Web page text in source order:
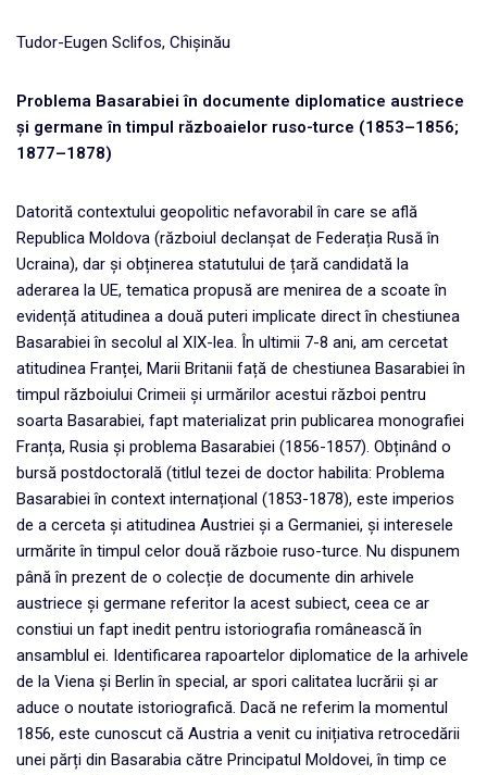
Tudor-Eugen Sclifos, Chișinău
Problema Basarabiei în documente diplomatice austriece
și germane în timpul războaielor ruso-turce (1853–1856;
1877–1878)
Datorită contextului geopolitic nefavorabil în care se află
Republica Moldova (războiul declanșat de Federația Rusă în
Ucraina), dar și obținerea statutului de țară candidată la
aderarea la UE, tematica propusă are menirea de a scoate în
evidență atitudinea a două puteri implicate direct în chestiunea
Basarabiei în secolul al XIX-lea. În ultimii 7-8 ani, am cercetat
atitudinea Franței, Marii Britanii față de chestiunea Basarabiei în
timpul războiului Crimeii și urmărilor acestui război pentru
soarta Basarabiei, fapt materializat prin publicarea monografiei
Franța, Rusia și problema Basarabiei (1856-1857). Obținând o
bursă postdoctorală (titlul tezei de doctor habilita: Problema
Basarabiei în context internațional (1853-1878), este imperios
de a cerceta și atitudinea Austriei și a Germaniei, și interesele
urmărite în timpul celor două războie ruso-turce. Nu dispunem
până în prezent de o colecție de documente din arhivele
austriece și germane referitor la acest subiect, ceea ce ar
constiui un fapt inedit pentru istoriografia românească în
ansamblul ei. Identificarea rapoartelor diplomatice de la arhivele
de la Viena și Berlin în special, ar spori calitatea lucrării și ar
aduce o noutate istoriografică. Dacă ne referim la momentul
1856, este cunoscut că Austria a venit cu inițiativa retrocedării
unei părți din Basarabia către Principatul Moldovei, în timp ce